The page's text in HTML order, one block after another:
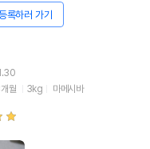
록하러 가기
월 3kg 마메시바